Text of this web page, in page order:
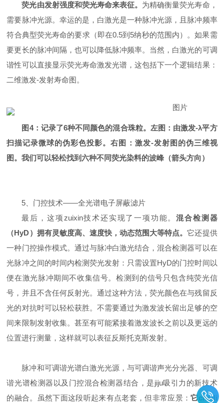
荧光由发射强度和荧光寿命来表征。 为精确衡量荧光寿命，
需要脉冲光源。幸运的是，白激光是一种脉冲光源，且脉冲频率
符合典型荧光寿命的要求（即在0.5到5纳秒的范围内）。如果需
要更长的脉冲间隔，也可以降低脉冲频率。当然，白激光的可调
谐性可以直接显示荧光寿命激发光谱，这包括下一个逻辑结果：
二维激发-发射寿命图。
图4：记录了6种不同颜色的混合珠粒。左图：由激发-λ平方
扫描记录微球的伪彩色投影。右图：激发-发射图的伪三维视
图。我们可以轻松找到六种不同荧光染料的波峰（箭头方向）
5、门控技术——全光谱电子屏蔽滤片
最后，这项zuixin技术还实现了一项功能。混合检测器
（HyD）拥有灵敏度高、速度快，动态范围大等特点。它还提供
一种门控操作模式。通过与脉冲白激光结合，混合检测器可以在
光脉冲之间的时间内检测荧光发射：只需设置HyD的门控时间以
便在激光脉冲期间不收集信号。检测到的信号只包含纯荧光信
号，并且不含任何反射光。通过这种方法，荧光颜色在与残留反
光的对抗时可以轻松获胜。不需要通过为激发波长留出足够的空
间来限制发射收集。甚至有可能紧接着激发波长之前以及更远的
位置进行测量，这样就可以表征反斯托克斯发射。
脉冲和可调谐光谱白激光光源，与可调谐声光分光器、可调
谐光谱检测器以及门控混合检测器结合，是jiju吸引力的新技术
的融合。虽然下面这段听起来有点老套，但非常应景：它 chedi